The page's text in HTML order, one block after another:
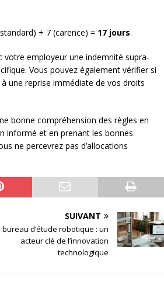
+ 7 (carence) = 17 jours.
votre employeur une indemnité supra-
Vous pouvez également vérifier si
une reprise immédiate de vos droits
bonne compréhension des règles en
informé et en prenant les bonnes
ne percevrez pas d’allocations
SUIVANT
bureau d’étude robotique : un
acteur clé de l’innovation
technologique